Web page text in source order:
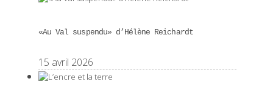
«Au Val suspendu» d’Hélène Reichardt
15 avril 2026